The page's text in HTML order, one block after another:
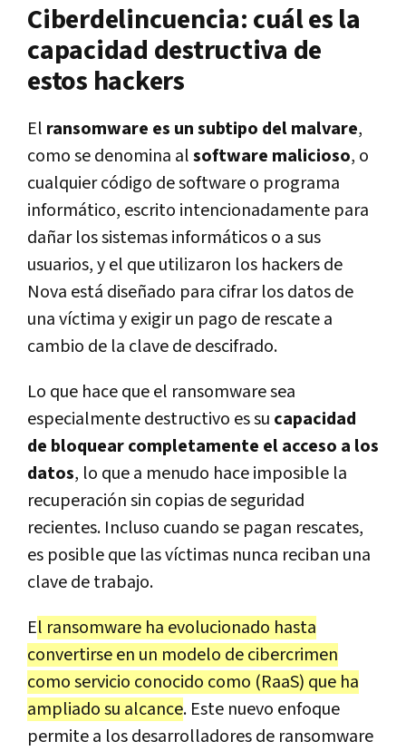
Ciberdelincuencia: cuál es la
capacidad destructiva de
estos hackers
El ransomware es un subtipo del malvare,
como se denomina alsoftware malicioso, o
cualquier código de software o programa
informático, escrito intencionadamente para
dañar los sistemas informáticos o a sus
usuarios, y el que utilizaron los hackers de
Nova está diseñado para cifrar los datos de
una víctima y exigir un pago de rescate a
cambio de la clave de descifrado.
Lo que hace que el ransomware sea
especialmente destructivo es su capacidad
de bloquear completamente el acceso a los
datos, lo que a menudo hace imposible la
recuperación sin copias de seguridad
recientes. Incluso cuando se pagan rescates,
es posible que las víctimas nunca reciban una
clave de trabajo.
El ransomware ha evolucionado hasta
convertirse en un modelo de cibercrimen
como servicio conocido como (RaaS) que ha
ampliado su alcance. Este nuevo enfoque
permite a los desarrolladores de ransomware